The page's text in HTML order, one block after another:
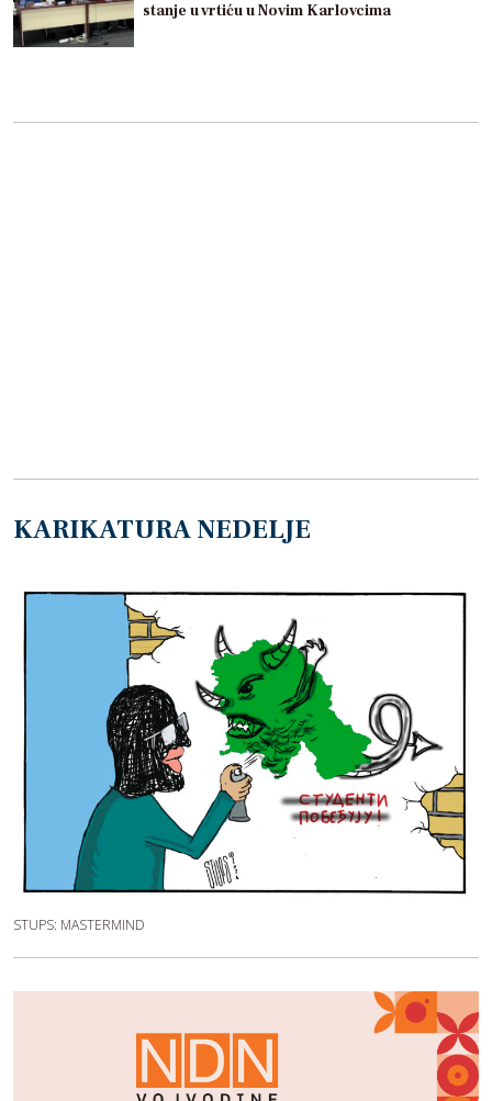
stanje u vrtiću u Novim Karlovcima
KARIKATURA NEDELJE
STUPS: MASTERMIND